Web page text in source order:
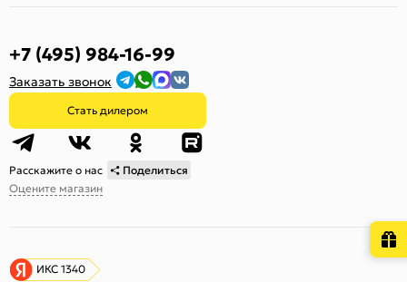
+7 (495) 984-16-99
Заказать звонок
Стать дилером
Расскажите о нас
Поделиться
Оцените магазин
ИКС 1340